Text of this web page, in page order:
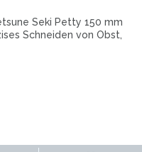
Seki Petty 150 mm
Schneiden von Obst,